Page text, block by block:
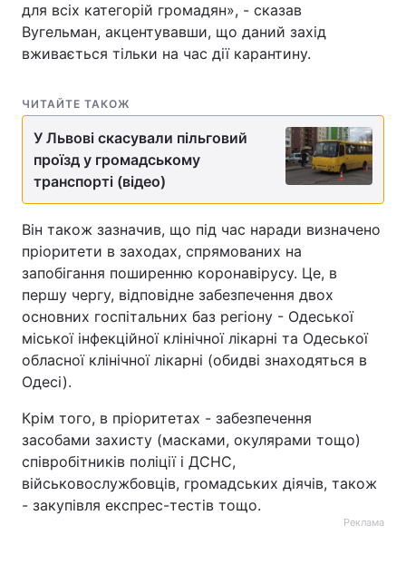
для всіх категорій громадян», - сказав
Вугельман, акцентувавши, що даний захід
вживається тільки на час дії карантину.
ЧИТАЙТЕ ТАКОЖ
У Львові скасували пільговий
проїзд у громадському
транспорті (відео)
Він також зазначив, що під час наради визначено
пріоритети в заходах, спрямованих на
запобігання поширенню коронавірусу. Це, в
першу чергу, відповідне забезпечення двох
основних госпітальних баз регіону - Одеської
міської інфекційної клінічної лікарні та Одеської
обласної клінічної лікарні (обидві знаходяться в
Одесі).
Крім того, в пріоритетах - забезпечення
засобами захисту (масками, окулярами тощо)
співробітників поліції і ДСНС,
військовослужбовців, громадських діячів, також
- закупівля експрес-тестів тощо.
Реклама